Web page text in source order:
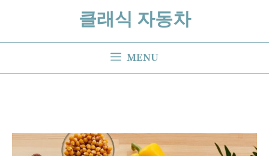
content
클래식 자동차
MENU